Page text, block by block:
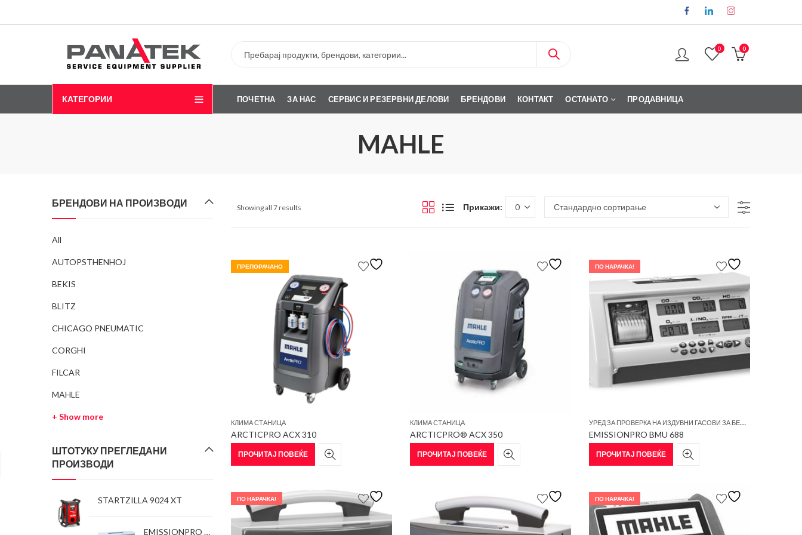
0 0
КАТЕГОРИИ ПОЧЕТНА ЗА НАС СЕРВИС И РЕЗЕРВНИ ДЕЛОВИ БРЕНДОВИ КОНТАКТ ОСТАНАТО ПРОДАВНИЦА
MAHLE
Showing all 7 results Прикажи:
ПРЕПОРАЧАНО
КЛИМА СТАНИЦА
ARCTICPRO ACX 310
ПРОЧИТАЈ ПОВЕЌЕ
КЛИМА СТАНИЦА
ARCTICPRO® ACX 350
ПРОЧИТАЈ ПОВЕЌЕ
ПО НАРАЧКА!
У
РЕД ЗА ПРОВЕРКА НА ИЗДУВНИ ГАСОВИ ЗА БЕНЗИНСКИ МОТОРИ
EMISSIONPRO BMU 688
ПРОЧИТАЈ ПОВЕЌЕ
ПО НАРАЧКА! ПО НАРАЧКА!
БРЕНДОВИ НА ПРОИЗВОДИ
All
AUTOPSTHENHOJ
BEKIS
BLITZ
CHICAGO PNEUMATIC
CORGHI
FILCAR
MAHLE
+ Show more
ШТОТУКУ ПРЕГЛЕДАНИ
ПРОИЗВОДИ
STARTZILLA 9024 XT
EMISSIONPRO BMU 688